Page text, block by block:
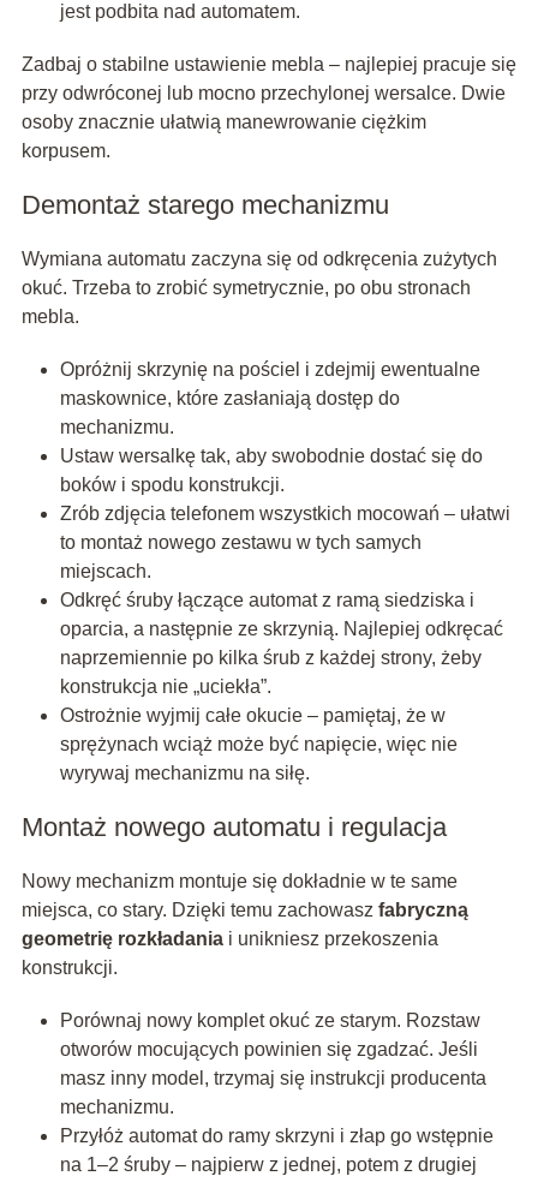
jest podbita nad automatem.
Zadbaj o stabilne ustawienie mebla – najlepiej pracuje się
przy odwróconej lub mocno przechylonej wersalce. Dwie
osoby znacznie ułatwią manewrowanie ciężkim
korpusem.
Demontaż starego mechanizmu
Wymiana automatu zaczyna się od odkręcenia zużytych
okuć. Trzeba to zrobić symetrycznie, po obu stronach
mebla.
Opróżnij skrzynię na pościel i zdejmij ewentualne
maskownice, które zasłaniają dostęp do
mechanizmu.
Ustaw wersalkę tak, aby swobodnie dostać się do
boków i spodu konstrukcji.
Zrób zdjęcia telefonem wszystkich mocowań – ułatwi
to montaż nowego zestawu w tych samych
miejscach.
Odkręć śruby łączące automat z ramą siedziska i
oparcia, a następnie ze skrzynią. Najlepiej odkręcać
naprzemiennie po kilka śrub z każdej strony, żeby
konstrukcja nie „uciekła”.
Ostrożnie wyjmij całe okucie – pamiętaj, że w
sprężynach wciąż może być napięcie, więc nie
wyrywaj mechanizmu na siłę.
Montaż nowego automatu i regulacja
Nowy mechanizm montuje się dokładnie w te same
miejsca, co stary. Dzięki temu zachowasz fabryczną
geometrię rozkładaniai unikniesz przekoszenia
konstrukcji.
Porównaj nowy komplet okuć ze starym. Rozstaw
otworów mocujących powinien się zgadzać. Jeśli
masz inny model, trzymaj się instrukcji producenta
mechanizmu.
Przyłóż automat do ramy skrzyni i złap go wstępnie
na 1–2 śruby – najpierw z jednej, potem z drugiej